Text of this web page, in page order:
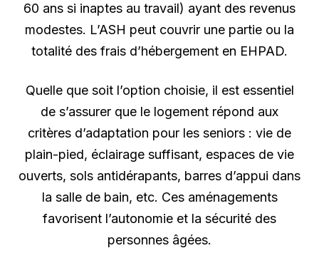
60 ans si inaptes au travail) ayant des revenus
modestes. L’ASH peut couvrir une partie ou la
totalité des frais d’hébergement en EHPAD.
Quelle que soit l’option choisie, il est essentiel
de s’assurer que le logement répond aux
critères d’adaptation pour les seniors : vie de
plain-pied, éclairage suffisant, espaces de vie
ouverts, sols antidérapants, barres d’appui dans
la salle de bain, etc. Ces aménagements
favorisent l’autonomie et la sécurité des
personnes âgées.